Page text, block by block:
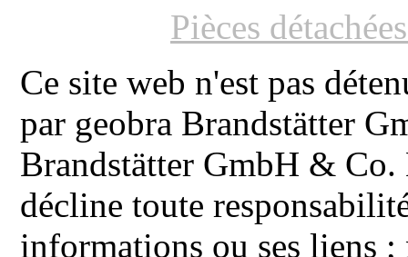
Pièces
Ce site web n'est pas
par geobra Brandstätter
Brandstätter GmbH & Co.
décline toute
informations ou ses liens ;